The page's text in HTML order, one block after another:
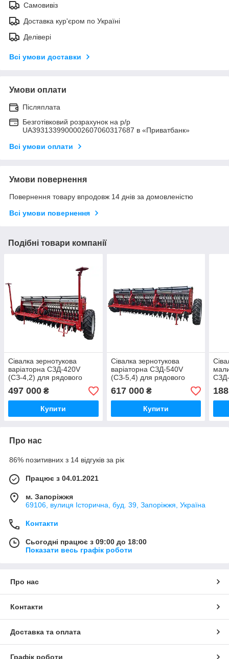
Самовивіз
Доставка кур'єром по Україні
Делівері
Всі умови доставки
Умови оплати
Післяплата
Безготівковий розрахунок на р/р
UA3931339900002607060317687 в «Приватбанк»
Всі умови оплати
Умови повернення
Повернення товару впродовж 14 днів за домовленістю
Всі умови повернення
Подібні товари компанії
Сівалка зернотукова
варіаторна СЗД-420V
(СЗ-4,2) для рядового
посіву зернових,
зернобобових і дрібного
насіння
497 000 ₴
Купити
Сівалка зернотукова
варіаторна СЗД-540V
(СЗ-5,4) для рядового
посіву зернових,
зернобобових і дрібного
насіння
617 000₴
Купити
СЗД-
2,1
Про нас
86% позитивних з 14 відгуків за рік
Працює з 04.01.2021
м. Запоріжжя
69106, вулиця Історична, буд. 39, Запоріжжя, Україна
Контакти
Сьогодні працює з 09:00 до 18:00
Показати весь графік роботи
Про нас
Контакти
Доставка та оплата
Графік роботи